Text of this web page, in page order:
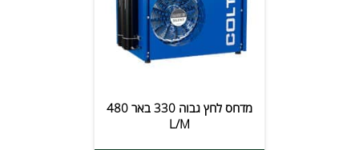
מדחס לחץ גבוה 330 באר 480
L/M